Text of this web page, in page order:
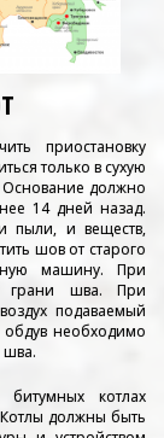
приостановку
только в сухую
должно
14 дней назад.
пыли, и веществ,
шов от старого
машину. При
грани шва. При
подаваемый
обдув необходимо
шва.
битумных котлах
должны быть